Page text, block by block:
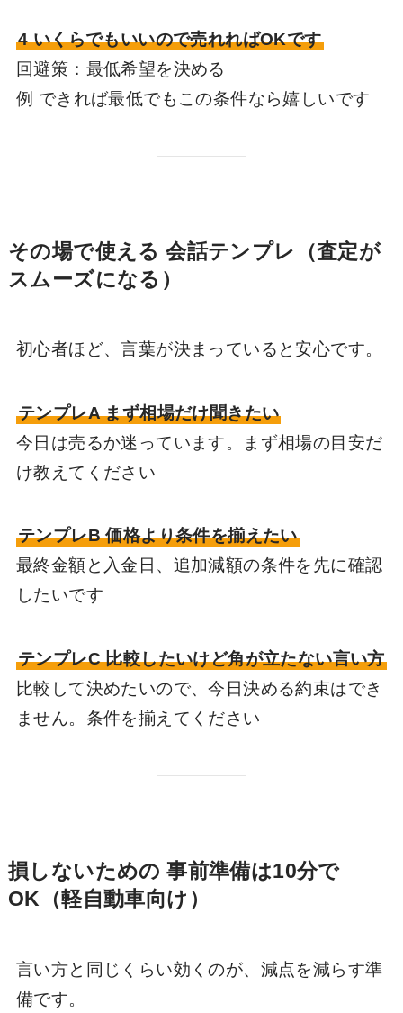
4 いくらでもいいので売れればOKです
回避策：最低希望を決める
例 できれば最低でもこの条件なら嬉しいです
その場で使える 会話テンプレ（査定が
スムーズになる）
初心者ほど、言葉が決まっていると安心です。
テンプレA まず相場だけ聞きたい
今日は売るか迷っています。まず相場の目安だ
け教えてください
テンプレB 価格より条件を揃えたい
最終金額と入金日、追加減額の条件を先に確認
したいです
テンプレC 比較したいけど角が立たない言い方
比較して決めたいので、今日決める約束はでき
ません。条件を揃えてください
損しないための 事前準備は10分で
OK（軽自動車向け）
言い方と同じくらい効くのが、減点を減らす準
備です。